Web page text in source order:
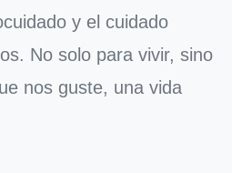
y el cuidado
No solo para vivir, sino
nos guste, una vida